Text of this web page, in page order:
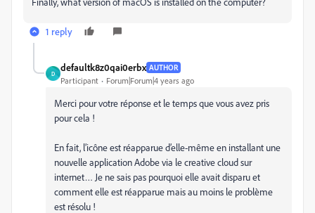
1 reply
D
defaultk8z0qai0erbx AUTHOR
Participant Forum|Forum|4 years ago
Merci pour votre réponse et le temps que vous avez pris
pour cela !
En fait, l’icône est réapparue d’elle-même en installant une
nouvelle application Adobe via le creative cloud sur
internet… Je ne sais pas pourquoi elle avait disparu et
comment elle est réapparue mais au moins le problème
est résolu !